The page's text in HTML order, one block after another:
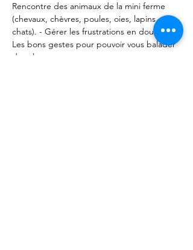
Rencontre des animaux de la mini ferme
(chevaux, chèvres, poules, oies, lapins et
chats). - Gérer les frustrations en douceur. -
Les bons gestes pour pouvoir vous balader
dans la nature.